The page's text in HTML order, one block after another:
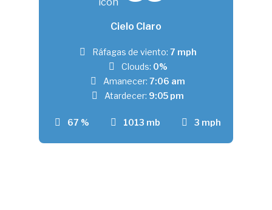
Cielo Claro
67 % 1013 mb 3 mph
Ráfagas de viento: 7 mph
Clouds: 0%
Amanecer: 7:06 am
Atardecer: 9:05 pm